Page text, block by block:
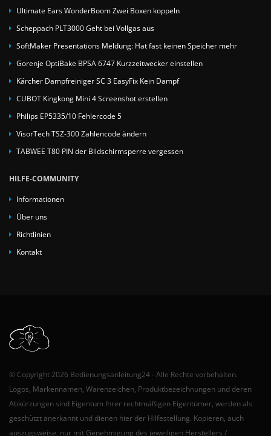
Ultimate Ears WonderBoom Zwei Boxen koppeln
Scheppach PLT3000 Geht bei Vollgas aus
SoftMaker Presentations Meldung: Hat fast keinen Speicher mehr
Gorenje OptiBake BPSA 6747 Kurzzeitwecker einstellen
Kärcher Dampfreiniger SC 3 EasyFix Kein Dampf
CUBOT Kingkong Mini 4 Screenshot erstellen
Philips EP5335/10 Fehlercode 5
VisorTech TSZ-300 Zahlencode ändern
TABWEE T80 PIN der Bildschirmsperre vergessen
HILFE-COMMUNITY
Informationen
Über uns
Richtlinien
Kontakt
© Copyright 2026 Bedienungsanleitung24 - Alle Rechte vorbehalten.
Logos, Markennamen, Warenzeichen, Produktbezeichnungen und deren
Abkürzungen sind Eigentum Ihrer rechtmäßigen Eigentümer, werden als
geschützt anerkannt und dienen hier der Hilfestellung. Kopieren, auch
auszugsweise, nur mit Genehmigung des jeweiligen Herstellers /